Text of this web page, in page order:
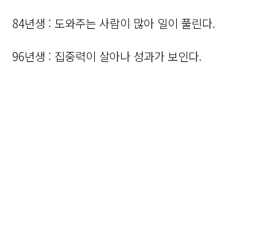
84년생 : 도와주는 사람이 많아 일이 풀린다.
96년생 : 집중력이 살아나 성과가 보인다.